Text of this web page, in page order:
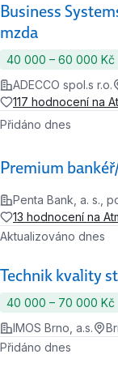
Business
mzda
40 000 ‍–‍ 60 000 Kč
ADECCO spol.s r.o.
117 hodnocení na
Premium
Přidáno dnes
Penta Bank, a. s.,
13 hodnocení na
Technik kvality
Aktualizováno dnes
40 000 ‍–‍ 70 000 Kč
IMOS Brno, a.s.
Přidáno dnes